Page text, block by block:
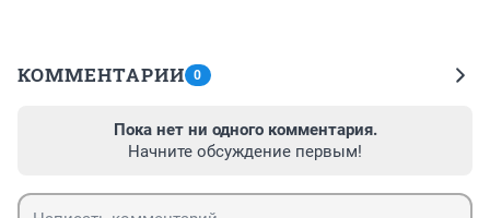
КОММЕНТАРИИ 0
Пока нет ни одного комментария.
Начните обсуждение первым!